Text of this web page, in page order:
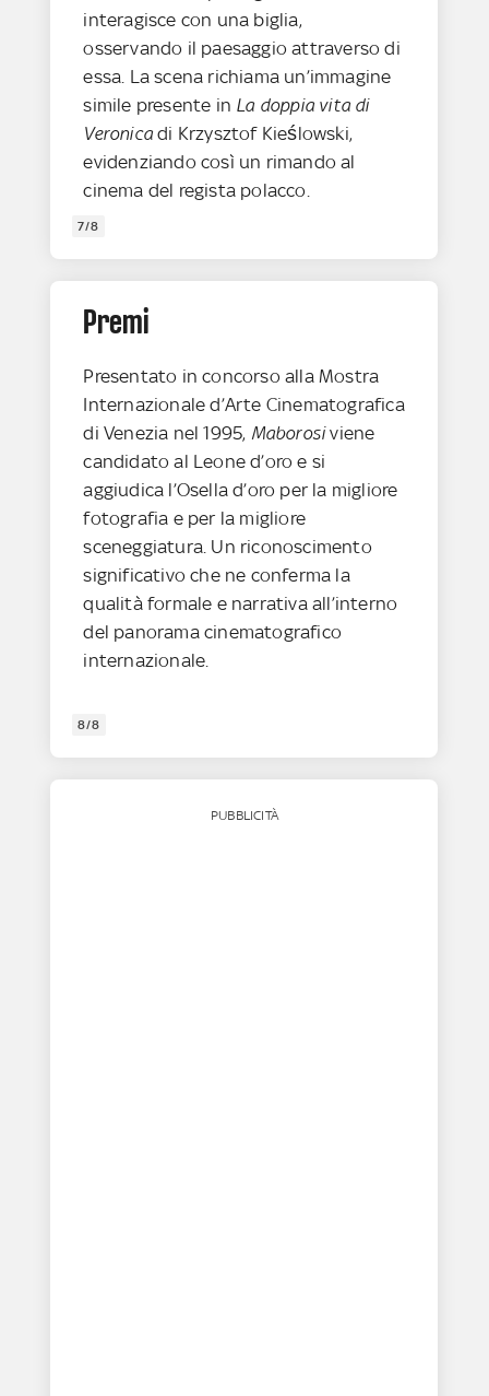
interagisce con una biglia,
osservando il paesaggio attraverso di
essa. La scena richiama un’immagine
simile presente in La doppia vita di
Veronicadi Krzysztof Kieślowski,
evidenziando così un rimando al
cinema del regista polacco.
7/8
Premi
Presentato in concorso alla Mostra
Internazionale d’Arte Cinematografica
di Venezia nel 1995, Maborosiviene
candidato al Leone d’oro e si
aggiudica l’Osella d’oro per la migliore
fotografia e per la migliore
sceneggiatura. Un riconoscimento
significativo che ne conferma la
qualità formale e narrativa all’interno
del panorama cinematografico
internazionale.
8/8
PUBBLICITÀ